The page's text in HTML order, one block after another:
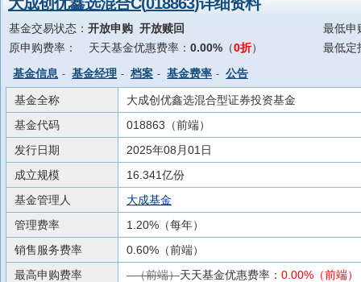
基金交易状态： 开放申购 开放赎回
最低申
原申购费率：
天天基金优惠费率： 0.00% （0折）
最低定
基金信息 - 基金经理 - 档案 - 基金费率 - 公告
基金全称
大成创优鑫选混合型证券投资基金
基金代码
018863（前端）
发行日期
2025年08月01日
成立规模
16.341亿份
基金管理人
大成基金
管理费率
1.20%（每年）
销售服务费率
0.60%（前端）
最高申购费率
--（前端）天天基金优惠费率： 0.00%（前端）